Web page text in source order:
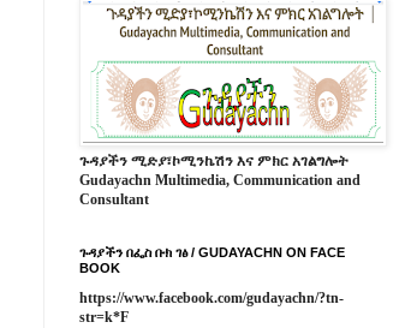
ጉዳያችን ሚድያ፣ኮሚንኬሽን እና ምክር አገልግሎት
Gudayachn Multimedia, Communication and
Consultant
ጉዳያችን በፌስ ቡክ ገፅ / GUDAYACHN ON FACE
BOOK
https://www.facebook.com/gudayachn/?tn-
str=k*F